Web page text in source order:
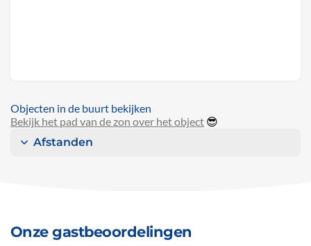
Objecten in de buurt bekijken
Bekijk het pad van de zon over het object 😎
Afstanden
Onze gastbeoordelingen